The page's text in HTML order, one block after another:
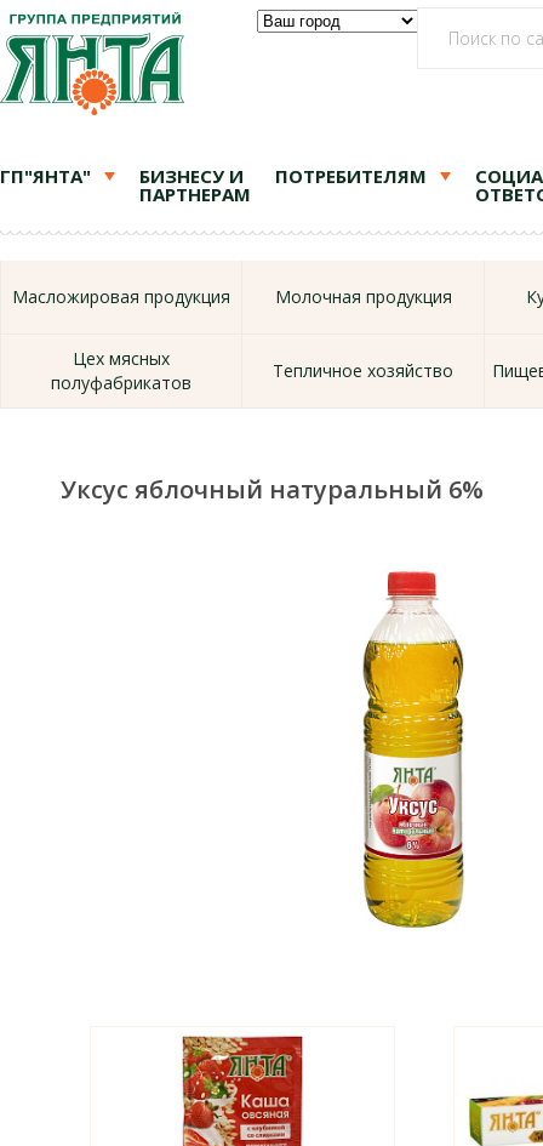
ГП"ЯНТА" БИЗНЕСУ И
ПАРТНЕРАМ
ПОТРЕБИТЕЛЯМ
Масложировая продукция Молочная продукция
Цех мясных
полуфабрикатов
Тепличное хозяйство
Уксус яблочный натуральный 6%